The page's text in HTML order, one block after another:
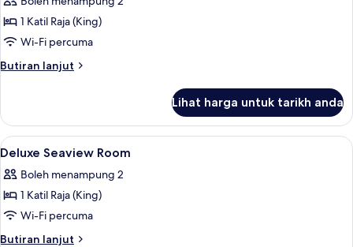
foto
untuk
King
Studio
1 Katil Raja (King)
Wi-Fi percuma
Butiran lanjut
Butiran
Studio
With
Seaview
Lihat harga untuk tarikh anda
Lihat
semua
foto
untuk
Deluxe
Seaview
Bar mini, meja, ruang kerja
11
Deluxe Seaview Room
Boleh menampung 2
1 Katil Raja (King)
Wi-Fi percuma
Butiran lanjut
Butiran